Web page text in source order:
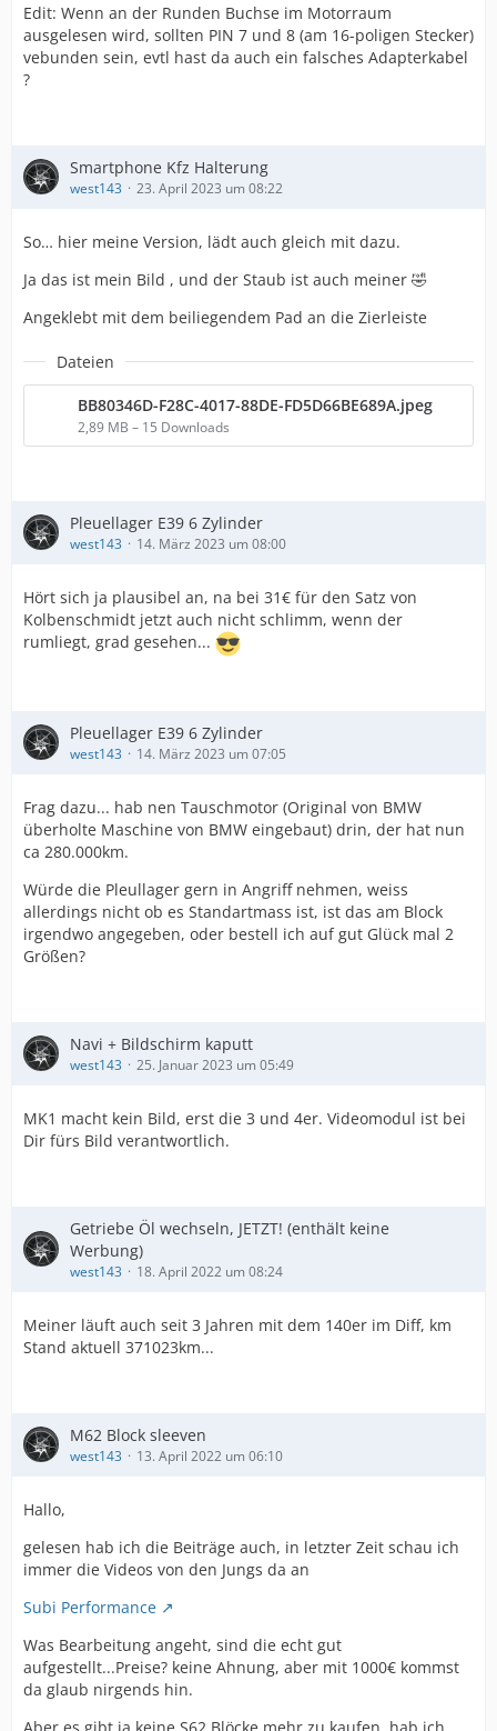
Edit: Wenn an der Runden Buchse im Motorraum
ausgelesen wird, sollten PIN 7 und 8 (am 16-poligen Stecker)
vebunden sein, evtl hast da auch ein falsches Adapterkabel
?
Smartphone Kfz Halterung
west143 23. April 2023 um 08:22
So… hier meine Version, lädt auch gleich mit dazu.
Ja das ist mein Bild , und der Staub ist auch meiner 🤣
Angeklebt mit dem beiliegendem Pad an die Zierleiste
Dateien
BB80346D-F28C-4017-88DE-FD5D66BE689A.jpeg
2,89 MB – 15 Downloads
Pleuellager E39 6 Zylinder
west143 14. März 2023 um 08:00
Hört sich ja plausibel an, na bei 31€ für den Satz von
Kolbenschmidt jetzt auch nicht schlimm, wenn der
rumliegt, grad gesehen...
Pleuellager E39 6 Zylinder
west143 14. März 2023 um 07:05
Frag dazu... hab nen Tauschmotor (Original von BMW
überholte Maschine von BMW eingebaut) drin, der hat nun
ca 280.000km.
Würde die Pleullager gern in Angriff nehmen, weiss
allerdings nicht ob es Standartmass ist, ist das am Block
irgendwo angegeben, oder bestell ich auf gut Glück mal 2
Größen?
Navi + Bildschirm kaputt
west143 25. Januar 2023 um 05:49
MK1 macht kein Bild, erst die 3 und 4er. Videomodul ist bei
Dir fürs Bild verantwortlich.
Getriebe Öl wechseln, JETZT! (enthält keine
Werbung)
west143 18. April 2022 um 08:24
Meiner läuft auch seit 3 Jahren mit dem 140er im Diff, km
Stand aktuell 371023km...
M62 Block sleeven
west143 13. April 2022 um 06:10
Hallo,
gelesen hab ich die Beiträge auch, in letzter Zeit schau ich
immer die Videos von den Jungs da an
Subi Performance
Was Bearbeitung angeht, sind die echt gut
aufgestellt...Preise? keine Ahnung, aber mit 1000€ kommst
da glaub nirgends hin.
Aber es gibt ja keine S62 Blöcke mehr zu kaufen, hab ich